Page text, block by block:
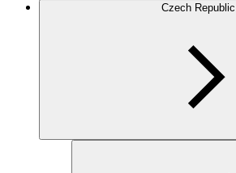
Czech Republic